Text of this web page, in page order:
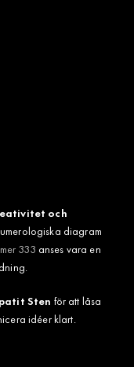
och
diagram
333 anses vara en
Sten för att låsa
idéer klart.